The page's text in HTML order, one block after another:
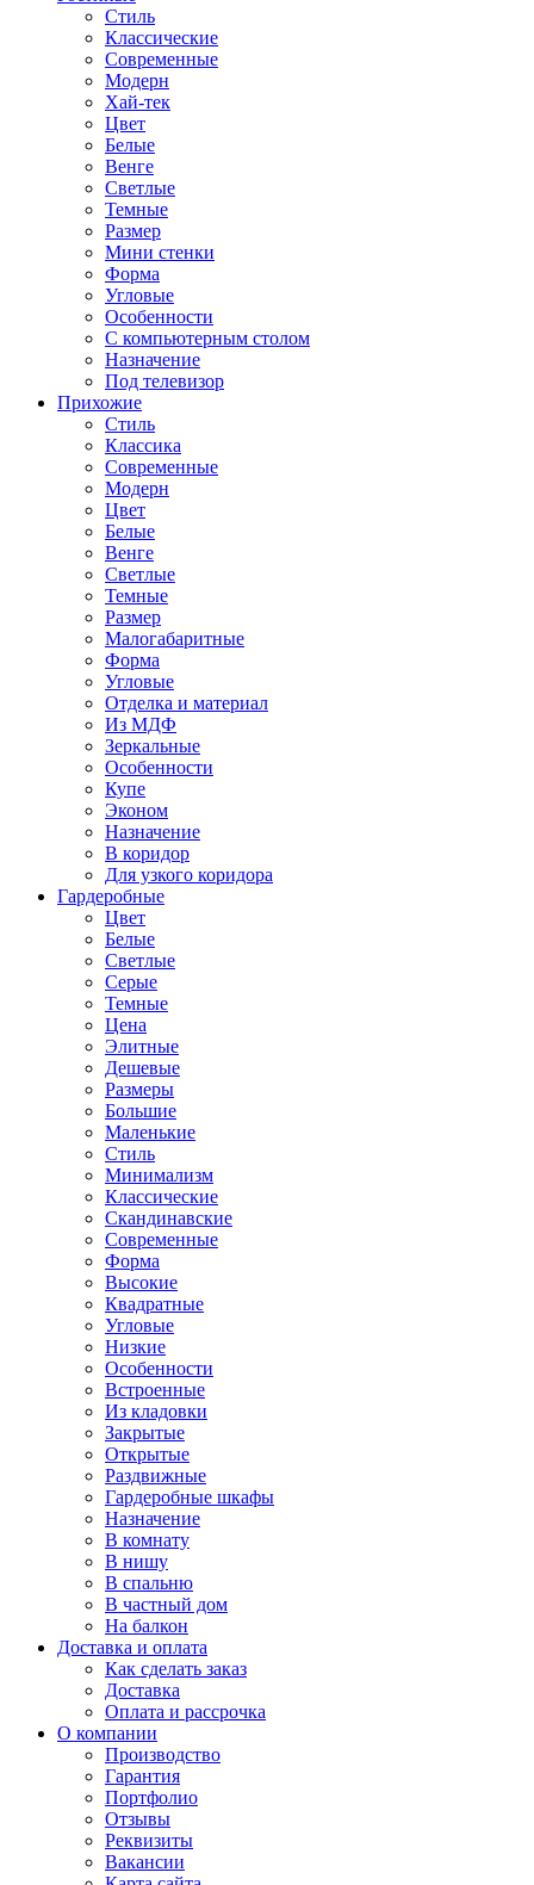
Стиль
Классические
Современные
Модерн
Хай-тек
Цвет
Белые
Венге
Светлые
Темные
Размер
Мини стенки
Форма
Угловые
Особенности
С компьютерным столом
Назначение
Под телевизор
Прихожие
Стиль
Классика
Современные
Модерн
Цвет
Белые
Венге
Светлые
Темные
Размер
Малогабаритные
Форма
Угловые
Отделка и материал
Из МДФ
Зеркальные
Особенности
Купе
Эконом
Назначение
В коридор
Для узкого коридора
Гардеробные
Цвет
Белые
Светлые
Серые
Темные
Цена
Элитные
Дешевые
Размеры
Большие
Маленькие
Стиль
Минимализм
Классические
Скандинавские
Современные
Форма
Высокие
Квадратные
Угловые
Низкие
Особенности
Встроенные
Из кладовки
Закрытые
Открытые
Раздвижные
Гардеробные шкафы
Назначение
В комнату
В нишу
В спальню
В частный дом
На балкон
Доставка и оплата
Как сделать заказ
Доставка
Оплата и рассрочка
О компании
Производство
Гарантия
Портфолио
Отзывы
Реквизиты
Вакансии